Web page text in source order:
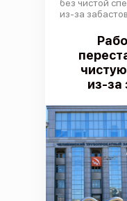
без чистой
из-за
из-за